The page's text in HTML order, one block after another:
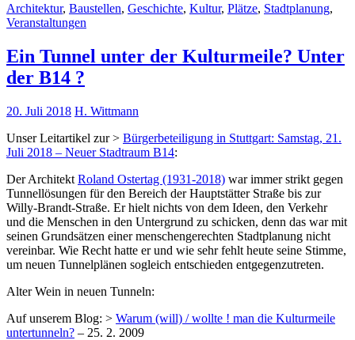
Architektur, Baustellen, Geschichte, Kultur, Plätze, Stadtplanung,
Veranstaltungen
Ein Tunnel unter der Kulturmeile? Unter
der B14 ?
20. Juli 2018 H. Wittmann
Unser Leitartikel zur > Bürgerbeteiligung in Stuttgart: Samstag, 21.
Juli 2018 – Neuer Stadtraum B14:
Der Architekt Roland Ostertag (1931-2018) war immer strikt gegen
Tunnellösungen für den Bereich der Hauptstätter Straße bis zur
Willy-Brandt-Straße. Er hielt nichts von dem Ideen, den Verkehr
und die Menschen in den Untergrund zu schicken, denn das war mit
seinen Grundsätzen einer menschengerechten Stadtplanung nicht
vereinbar. Wie Recht hatte er und wie sehr fehlt heute seine Stimme,
um neuen Tunnelplänen sogleich entschieden entgegenzutreten.
Alter Wein in neuen Tunneln:
Auf unserem Blog: > Warum (will) / wollte ! man die Kulturmeile
untertunneln? – 25. 2. 2009